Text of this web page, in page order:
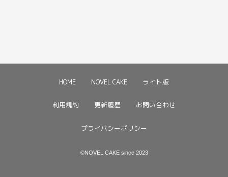
HOME NOVEL CAKE ライト版
利用規約 更新履歴 お問い合わせ
プライバシーポリシー
©NOVEL CAKE since 2023